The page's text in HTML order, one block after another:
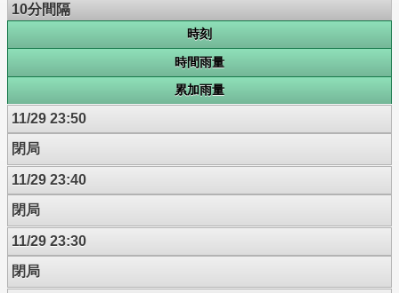
10分間隔
時刻
時間雨量
累加雨量
11/29 23:50
閉局
11/29 23:40
閉局
11/29 23:30
閉局